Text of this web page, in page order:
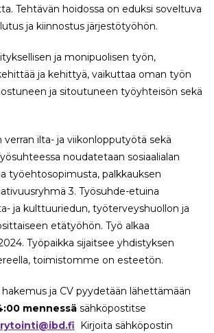
Tehtävän hoidossa on eduksi soveltuva
ja kiinnostus järjestötyöhön.
ja monipuolisen työn,
ja kehittyä, vaikuttaa oman työn
ja sitoutuneen työyhteisön sekä
verran ilta- ja viikonlopputyötä sekä
noudatetaan sosiaalialan
työehtosopimusta, palkkauksen
3. Työsuhde-etuina
ja kulttuuriedun, työterveyshuollon ja
etätyöhön. Työ alkaa
Työpaikka sijaitsee yhdistyksen
toimistomme on esteetön.
ja CV pyydetään lähettämään
mennessä sähköpostitse
Kirjoita sähköpostin